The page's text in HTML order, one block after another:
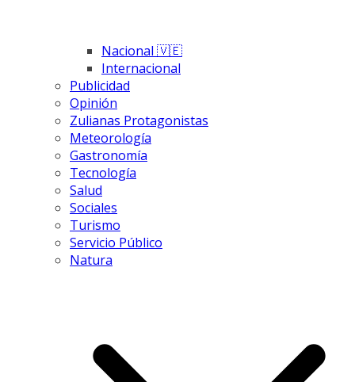
Nacional 🇻🇪
Internacional
Publicidad
Opinión
Zulianas Protagonistas
Meteorología
Gastronomía
Tecnología
Salud
Sociales
Turismo
Servicio Público
Natura